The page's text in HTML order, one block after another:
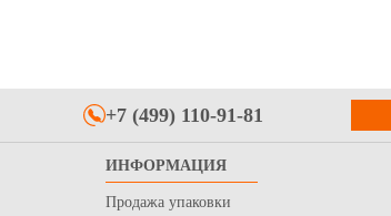
+7 (499) 110-91-81
ИНФОРМАЦИЯ
Продажа упаковки